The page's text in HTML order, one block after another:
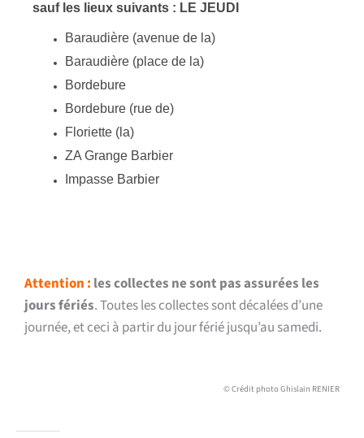
sauf les lieux suivants : LE JEUDI
Baraudière (avenue de la)
Baraudière (place de la)
Bordebure
Bordebure (rue de)
Floriette (la)
ZA Grange Barbier
Impasse Barbier
Attention : les collectes ne sont pas assurées les
jours fériés. Toutes les collectes sont décalées d’une
journée, et ceci à partir du jour férié jusqu’au samedi.
© Crédit photo Ghislain RENIER